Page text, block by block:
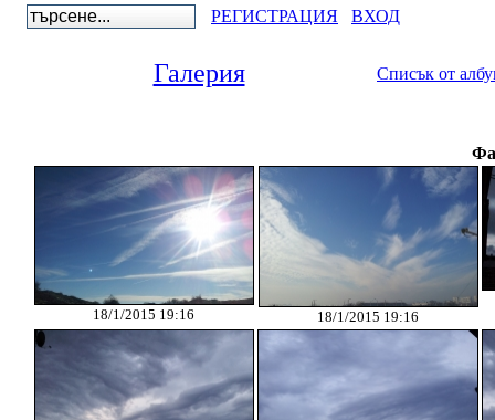
РЕГИСТРАЦИЯ
ВХОД
Галерия Списък от
18/1/2015 19:16 18/1/2015 19:16